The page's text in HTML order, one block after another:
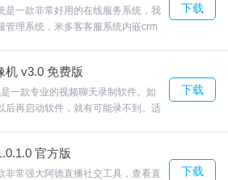
是一款非常好用的在线服务系统，我
管理系统，米多客客服系统内嵌crm
来合众软件园下载体验。
下载
机 v3.0 免费版
一款专业的视频聊天录制软件。如
后再启动软件，就有可能录不到。适
众软件园下载体验。
下载
官方版
非常强大阿德直播社交工具，查看直
下载